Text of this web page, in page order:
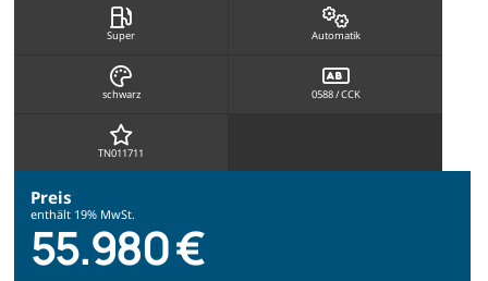
Super Automatik
schwarz 0588 / CCK
TN011711
Preis
enthält 19% MwSt.
55.980 €